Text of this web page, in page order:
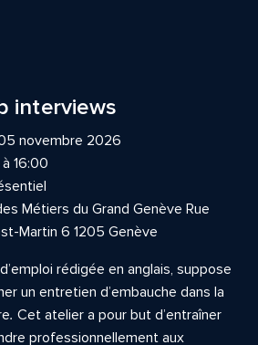
interviews
novembre 2026
16:00
Métiers du Grand Genève Rue
Martin 6 1205 Genève
rédigée en anglais, suppose
un entretien d’embauche dans la
. Cet atelier a pour but d’entraîner
professionnellement aux